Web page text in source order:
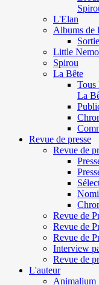
L'Elan
Albums de
Little Nemo
Spirou
La Bête
Tous
La
Revue de presse
Revue de
Revue de
Revue de
Revue de
Interview
Revue de
L'auteur
Animalium